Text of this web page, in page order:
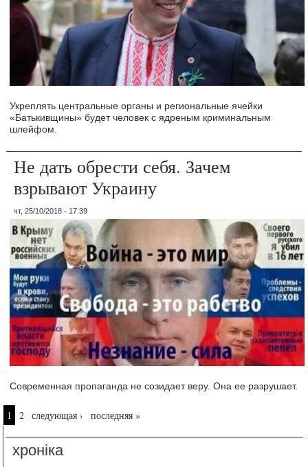
Укреплять центральные органы и региональные ячейки
«Батькивщины» будет человек с ядреным криминальным
шлейфом.
Не дать обрести себя. Зачем
взрывают Украину
чт, 25/10/2018 - 17:39
Современная пропаганда не созидает веру. Она ее разрушает.
Страницы
1 2 следующая › последняя »
хроніка